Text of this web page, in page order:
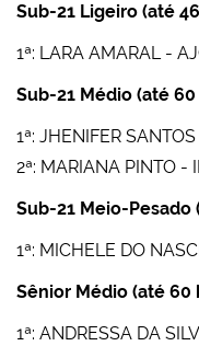
Sub-21 Ligeiro (até
1ª: LARA AMARAL -
Sub-21 Médio (até
1ª: JHENIFER
2ª: MARIANA PINTO -
Sub-21 Meio-Pesado
1ª: MICHELE DO
Sênior Médio (até 60
1ª: ANDRESSA DA